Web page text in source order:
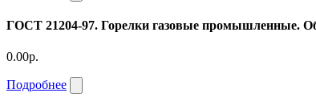
ГОСТ 21204-97. Горелки газовые промышленные.
0.00р.
Подробнее